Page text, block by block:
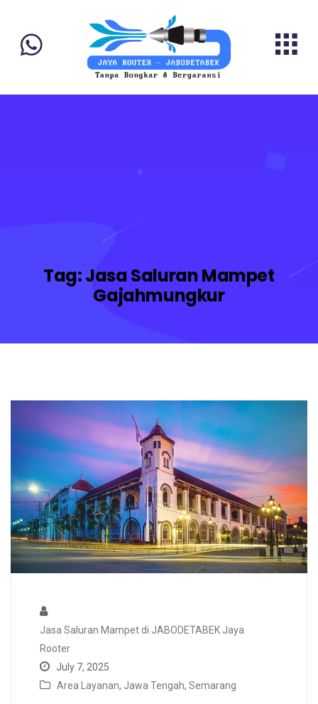
Tag:Jasa Saluran Mampet
Gajahmungkur
Jasa Saluran Mampet di JABODETABEK Jaya
Rooter
July 7, 2025
Area Layanan, Jawa Tengah, Semarang